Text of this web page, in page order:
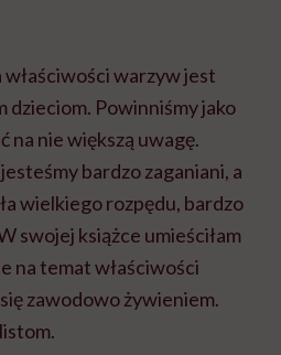
warzyw jest
dzieciom. Powinniśmy jako
na nie większą uwagę.
bardzo zaganiani, a
wielkiego rozpędu, bardzo
swojej książce umieściłam
na temat właściwości
zawodowo żywieniem.